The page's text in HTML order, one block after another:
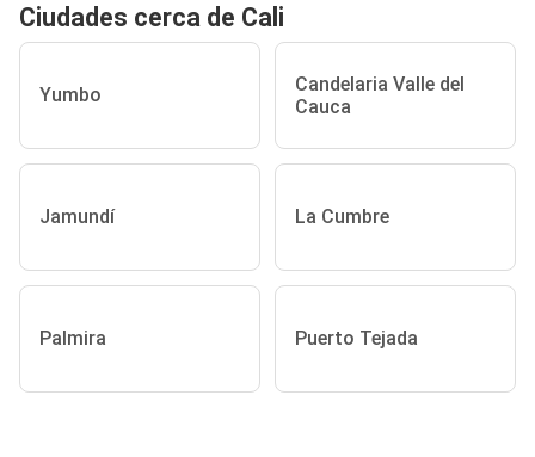
Ciudades cerca de Cali
Yumbo
Candelaria Valle del
Cauca
Jamundí La Cumbre
Palmira Puerto Tejada